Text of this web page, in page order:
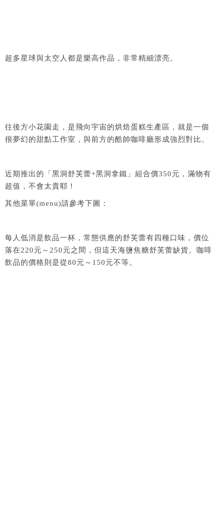
超多星球與太空人都是樂高作品，非常精細漂亮。
往後方小花園走，是飛向宇宙的烘焙蛋糕生產區，就是一個
很夢幻的甜點工作室，與前方的酷帥咖啡廳形成強烈對比。
近期推出的「黑洞舒芙蕾+黑洞拿鐵」組合價350元，滿物有
超值，不會太貴耶！
其他菜單(menu)請參考下圖：
每人低消是飲品一杯，常態供應的舒芙蕾有四種口味，價位
落在220元～250元之間，但這天海鹽焦糖舒芙蕾缺貨。咖啡
飲品的價格則是從80元～150元不等。